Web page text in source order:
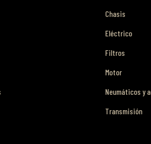
Chasis
Eléctrico
Filtros
Motor
Neumáticos y
Transmisión